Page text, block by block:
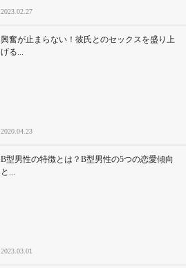
2023.02.27
興奮が止まらない！彼氏とのセックスを盛り上
げる...
2020.04.23
B型男性の特徴とは？B型男性の5つの恋愛傾向
と...
2023.03.01